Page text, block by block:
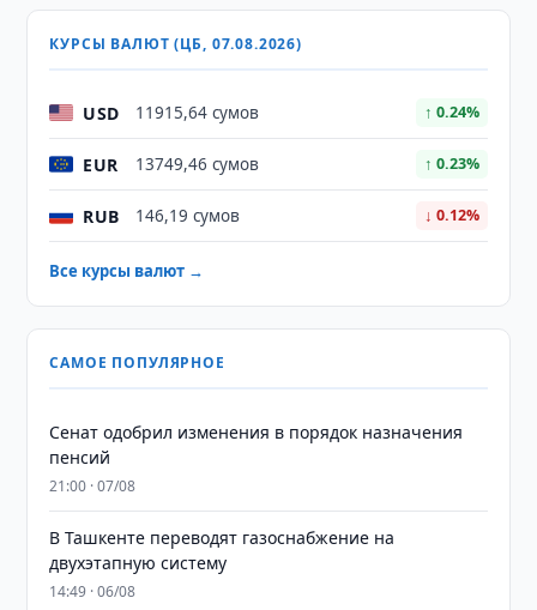
КУРСЫ ВАЛЮТ (ЦБ, 07.08.2026)
USD 11915,64 сумов ↑ 0.24%
EUR 13749,46 сумов ↑ 0.23%
RUB 146,19 сумов ↓ 0.12%
Все курсы валют →
САМОЕ ПОПУЛЯРНОЕ
Сенат одобрил изменения в порядок назначения
пенсий
21:00 · 07/08
В Ташкенте переводят газоснабжение на
двухэтапную систему
14:49 · 06/08